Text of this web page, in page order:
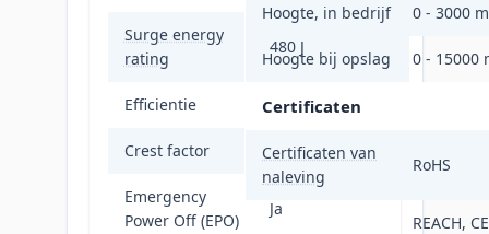
Surge energy
rating
480 J
Efficientie 94,1 procent
Crest factor 3:1
Emergency
Power Off (EPO)
Ja
Hoogte, in bedrijf 0 - 3000 m
Hoogte bij opslag 0 - 15000
Certificaten
Certificaten van
naleving
RoHS
REACH,